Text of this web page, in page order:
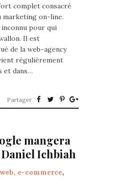
complet consacré
marketing on-line.
inconnu pour qui
Il est
de la web-agency
régulièrement
et dans…
Partager
mangera
Ichbiah
e-commerce,